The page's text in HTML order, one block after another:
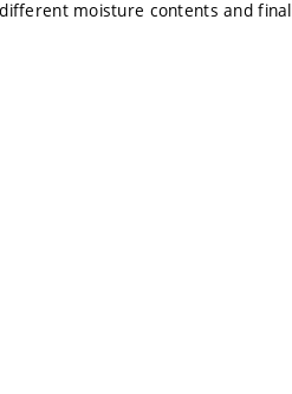
moisture contents and final